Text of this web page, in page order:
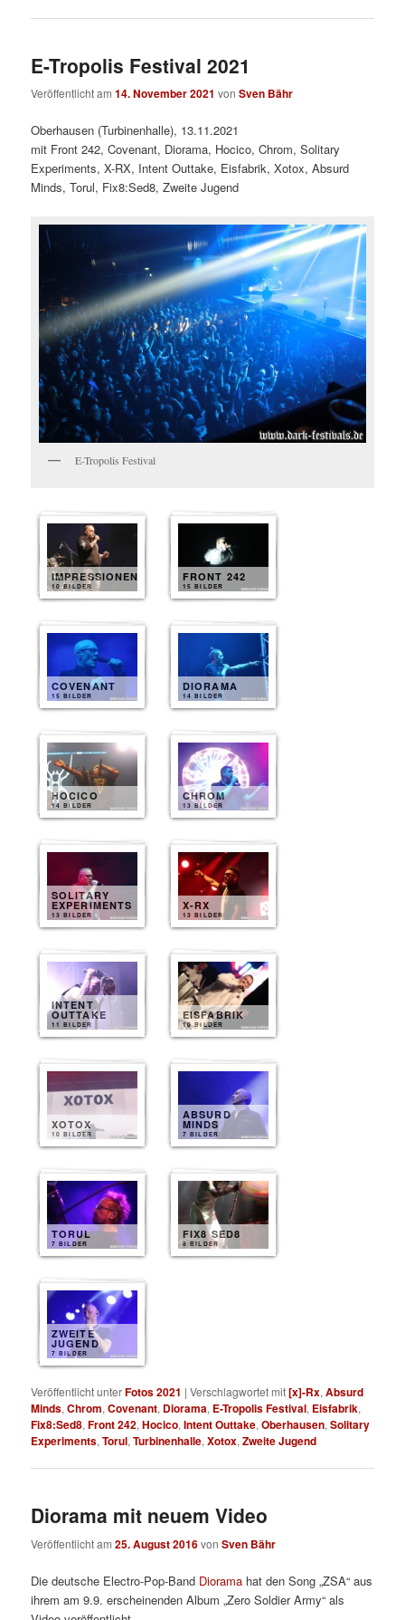
E-Tropolis Festival 2021
Veröffentlicht am14. November 2021 vonSven Bähr
Oberhausen (Turbinenhalle), 13.11.2021
mit Front 242, Covenant, Diorama, Hocico, Chrom, Solitary
Experiments, X-RX, Intent Outtake, Eisfabrik, Xotox, Absurd
Minds, Torul, Fix8:Sed8, Zweite Jugend
E-Tropolis Festival
IMPRESSIONEN
10 BILDER
FRONT 242
15 BILDER
COVENANT
15 BILDER
DIORAMA
14 BILDER
HOCICO
14 BILDER
CHROM
13 BILDER
SOLITARY
EXPERIMENTS
13 BILDER
X-RX
13 BILDER
INTENT
OUTTAKE
11 BILDER
EISFABRIK
10 BILDER
XOTOX
10 BILDER
ABSURD
MINDS
7 BILDER
TORUL
7 BILDER
FIX8 SED8
8 BILDER
ZWEITE
JUGEND
7 BILDER
Veröffentlicht unterFotos 2021 |Verschlagwortet mit[x]-Rx,Absurd
Minds,Chrom,Covenant, Diorama, E-Tropolis Festival, Eisfabrik,
Fix8:Sed8,Front 242,Hocico,Intent Outtake,Oberhausen,Solitary
Experiments,Torul,Turbinenhalle,Xotox,Zweite Jugend
Diorama mit neuem Video
Veröffentlicht am25. August 2016vonSven Bähr
Die deutsche Electro-Pop-Band Diorama hat den Song „ZSA“ aus
ihrem am 9.9. erscheinenden Album „Zero Soldier Army“ als